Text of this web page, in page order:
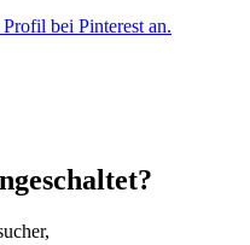
bei Pinterest an.